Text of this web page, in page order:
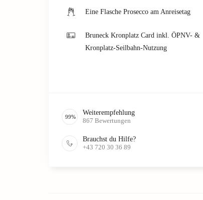
Eine Flasche Prosecco am Anreisetag
Bruneck Kronplatz Card inkl. ÖPNV- &
Kronplatz-Seilbahn-Nutzung
99%
Weiterempfehlung
867 Bewertungen
Brauchst du Hilfe?
+43 720 30 36 89